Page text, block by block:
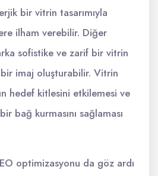
bir vitrin tasarımıyla
ilham verebilir. Diğer
sofistike ve zarif bir vitrin
bir imaj oluşturabilir. Vitrin
hedef kitlesini etkilemesi ve
bağ kurmasını sağlaması
optimizasyonu da göz ardı